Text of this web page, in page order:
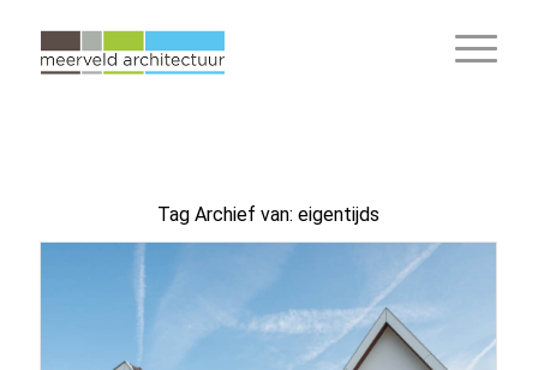
Tag Archief van:eigentijds